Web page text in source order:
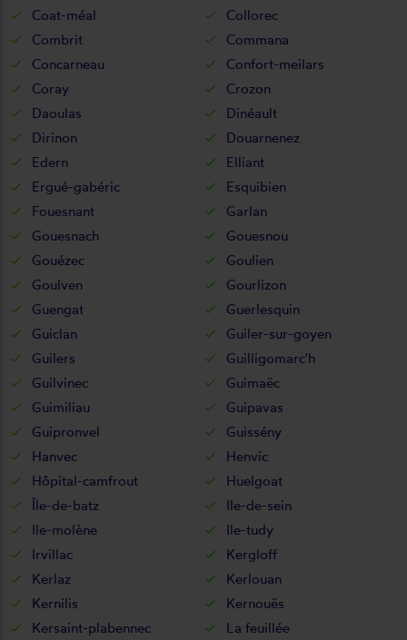
Coat-méal
Collorec
Combrit
Commana
Concarneau
Confort-meilars
Coray
Crozon
Daoulas
Dinéault
Dirinon
Douarnenez
Edern
Elliant
Ergué-gabéric
Esquibien
Fouesnant
Garlan
Gouesnach
Gouesnou
Gouézec
Goulien
Goulven
Gourlizon
Guengat
Guerlesquin
Guiclan
Guiler-sur-goyen
Guilers
Guilligomarc'h
Guilvinec
Guimaëc
Guimiliau
Guipavas
Guipronvel
Guissény
Hanvec
Henvic
Hôpital-camfrout
Huelgoat
Île-de-batz
Ile-de-sein
Ile-molène
Ile-tudy
Irvillac
Kergloff
Kerlaz
Kerlouan
Kernilis
Kernouës
Kersaint-plabennec
La feuillée